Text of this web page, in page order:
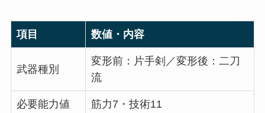
項目 数値・内容
武器種別
変形前：片手剣／変形後：二刀
流
必要能力値 筋力7・技術11